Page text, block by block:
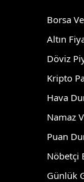
Borsa
Altın
Döviz
Kripto
Hava
Namaz
Puan
Nöbetçi
Günlük